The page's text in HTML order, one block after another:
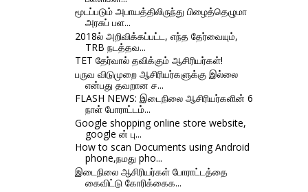
மூடப்படும் அபாயத்திலிருந்து பிழைத்தெழுமா
அரசுப் பள...
2018ல் அறிவிக்கப்பட்ட, எந்த தேர்வையும்,
TRB நடத்தவ...
TET தேர்வால் தவிக்கும் ஆசிரியர்கள்!
பருவ விடுமுறை ஆசிரியர்களுக்கு இல்லை
என்பது தவறான ச...
FLASH NEWS: இடைநிலை ஆசிரியர்களின் 6
நாள் போராட்டம்...
Google shopping online store website,
google ன் பு...
How to scan Documents using Android
phone,நமது pho...
இடைநிலை ஆசிரியர்கள் போராட்டத்தை
கைவிட்டு கோரிக்கைக...